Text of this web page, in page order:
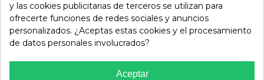
¡Suscríbete a nuestra newsletter y sé el primero en recibir
las
últimas noticias sobre tendencias, promociones y mucho
y las cookies publicitarias de terceros se utilizan para
ofrecerte funciones de redes sociales y anuncios
personalizados. ¿Aceptas estas cookies y el procesamiento
de datos personales involucrados?
Aceptar